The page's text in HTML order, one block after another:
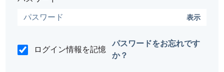
表示
ログイン情報を記憶
パスワードをお忘れです
か？